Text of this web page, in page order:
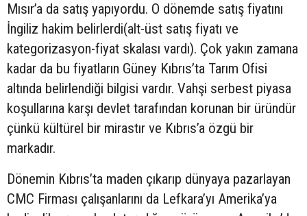
Mısır’a da satış yapıyordu. O dönemde satış fiyatını
İngiliz hakim belirlerdi(alt-üst satış fiyatı ve
kategorizasyon-fiyat skalası vardı). Çok yakın zamana
kadar da bu fiyatların Güney Kıbrıs’ta Tarım Ofisi
altında belirlendiği bilgisi vardır. Vahşi serbest piyasa
koşullarına karşı devlet tarafından korunan bir üründür
çünkü kültürel bir mirastır ve Kıbrıs’a özgü bir
markadır.
Dönemin Kıbrıs’ta maden çıkarıp dünyaya pazarlayan
CMC Firması çalışanlarını da Lefkara’yı Amerika’ya